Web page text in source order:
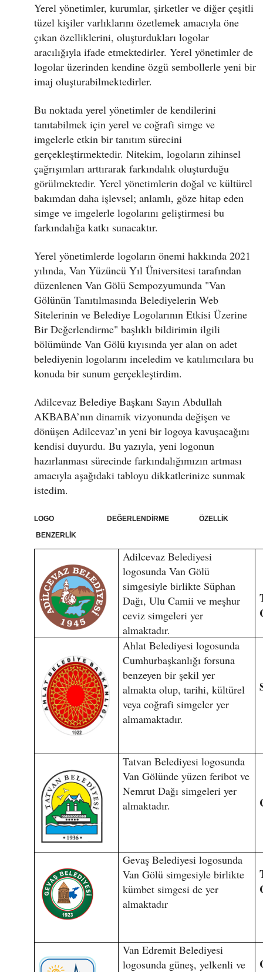
Yerel yönetimler, kurumlar, şirketler ve diğer çeşitli
tüzel kişiler varlıklarını özetlemek amacıyla öne
çıkan özelliklerini, oluşturdukları logolar
aracılığıyla ifade etmektedirler. Yerel yönetimler de
logolar üzerinden kendine özgü sembollerle yeni bir
imaj oluşturabilmektedirler.
Bu noktada yerel yönetimler de kendilerini
tanıtabilmek için yerel ve coğrafi simge ve
imgelerle etkin bir tanıtım sürecini
gerçekleştirmektedir. Nitekim, logoların zihinsel
çağrışımları arttırarak farkındalık oluşturduğu
görülmektedir. Yerel yönetimlerin doğal ve kültürel
bakımdan daha işlevsel; anlamlı, göze hitap eden
simge ve imgelerle logolarını geliştirmesi bu
farkındalığa katkı sunacaktır.
Yerel yönetimlerde logoların önemi hakkında 2021
yılında, Van Yüzüncü Yıl Üniversitesi tarafından
düzenlenen Van Gölü Sempozyumunda "Van
Gölünün Tanıtılmasında Belediyelerin Web
Sitelerinin ve Belediye Logolarının Etkisi Üzerine
Bir Değerlendirme" başlıklı bildirimin ilgili
bölümünde Van Gölü kıyısında yer alan on adet
belediyenin logolarını inceledim ve katılımcılara bu
konuda bir sunum gerçekleştirdim.
Adilcevaz Belediye Başkanı Sayın Abdullah
AKBABA’nın dinamik vizyonunda değişen ve
dönüşen Adilcevaz’ın yeni bir logoya kavuşacağını
kendisi duyurdu. Bu yazıyla, yeni logonun
hazırlanması sürecinde farkındalığımızın artması
amacıyla aşağıdaki tabloyu dikkatlerinize sunmak
istedim.
LOGO DEĞERLENDİRME ÖZELLİK
BENZERLİK
Adilcevaz Belediyesi
logosunda Van Gölü
simgesiyle birlikte Süphan
Dağı, Ulu Camii ve meşhur
ceviz simgeleri yer
almaktadır.
Ahlat Belediyesi logosunda
Cumhurbaşkanlığı forsuna
benzeyen bir şekil yer
almakta olup, tarihi, kültürel
veya coğrafi simgeler yer
almamaktadır.
Tatvan Belediyesi logosunda
Van Gölünde yüzen feribot ve
Nemrut Dağı simgeleri yer
almaktadır.
Gevaş Belediyesi logosunda
Van Gölü simgesiyle birlikte
kümbet simgesi de yer
almaktadır
Van Edremit Belediyesi
logosunda güneş, yelkenli ve